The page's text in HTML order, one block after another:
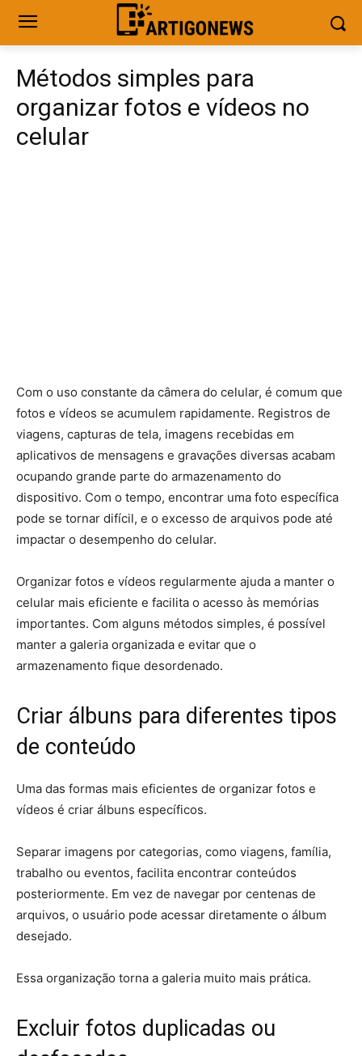
Métodos simples para
organizar fotos e vídeos no
celular
Com o uso constante da câmera do celular, é comum que
fotos e vídeos se acumulem rapidamente. Registros de
viagens, capturas de tela, imagens recebidas em
aplicativos de mensagens e gravações diversas acabam
ocupando grande parte do armazenamento do
dispositivo. Com o tempo, encontrar uma foto específica
pode se tornar difícil, e o excesso de arquivos pode até
impactar o desempenho do celular.
Organizar fotos e vídeos regularmente ajuda a manter o
celular mais eficiente e facilita o acesso às memórias
importantes. Com alguns métodos simples, é possível
manter a galeria organizada e evitar que o
armazenamento fique desordenado.
Criar álbuns para diferentes tipos
de conteúdo
Uma das formas mais eficientes de organizar fotos e
vídeos é criar álbuns específicos.
Separar imagens por categorias, como viagens, família,
trabalho ou eventos, facilita encontrar conteúdos
posteriormente. Em vez de navegar por centenas de
arquivos, o usuário pode acessar diretamente o álbum
desejado.
Essa organização torna a galeria muito mais prática.
Excluir fotos duplicadas ou